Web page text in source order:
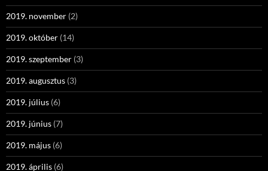
2019. november (2)
2019. október (14)
2019. szeptember (3)
2019. augusztus (3)
2019. július (6)
2019. június (7)
2019. május (6)
2019. április (6)